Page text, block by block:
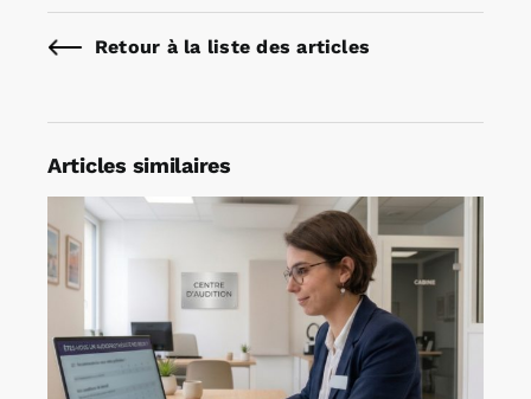
Retour à la liste des articles
Articles similaires